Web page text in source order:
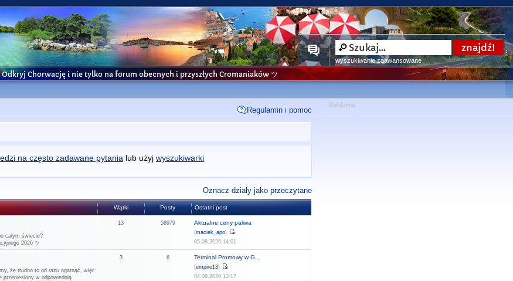
wyszukiwanie zaawansowane
Chorwację i nie tylko na forum obecnych i przyszłych Cromaniaków ツ
Regulamin i pomoc
na często zadawane pytania lub użyj wyszukiwarki
Oznacz działy jako przeczytane
Wątki Posty Ostatni post
całym świecie?
2026 ツ
13 58979 Aktualne ceny paliwa
(maciek_apo)
05.08.2026 14:01
że trudno to od razu ogarnąć, więc
w odpowiednią
3 6 Terminal Promowy w G...
(empire13)
04.08.2026 13:17